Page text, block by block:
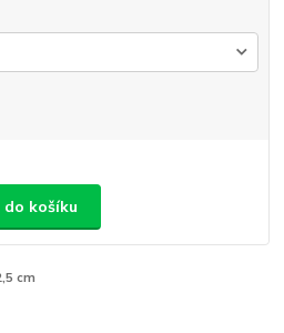
košíku
cm